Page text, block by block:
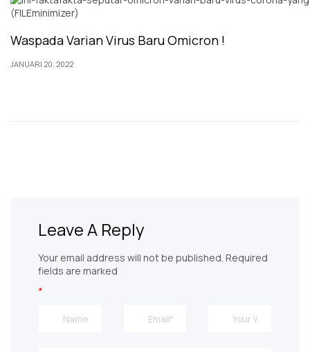
Waspada Varian Virus Baru Omicron !
JANUARI 20, 2022
Leave A Reply
Your email address will not be published. Required
fields are marked
*